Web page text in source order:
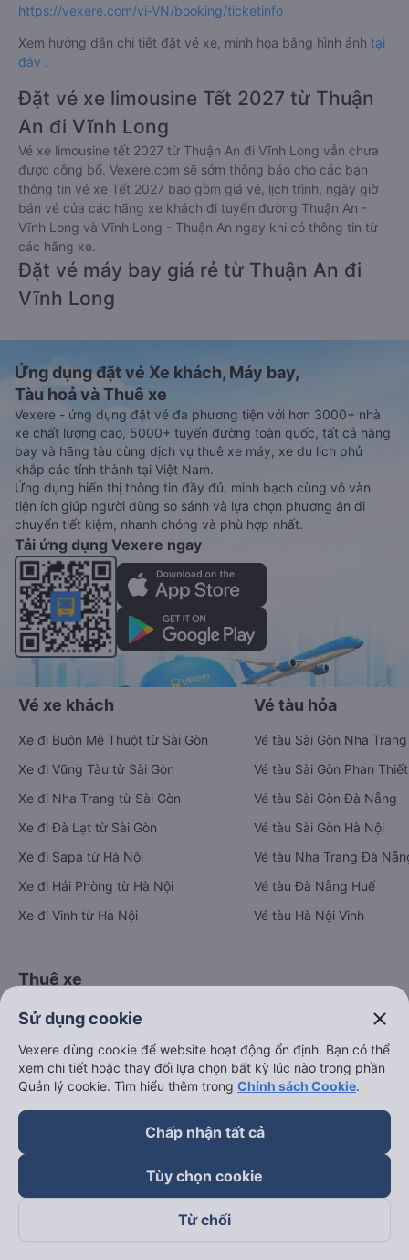
https://vexere.com/vi-VN/booking/ticketinfo
Xem hướng dẫn chi tiết đặt vé xe, minh họa bằng hình ảnh tại
đây .
Đặt vé xe limousine Tết 2027 từ Thuận
An đi Vĩnh Long
Vé xe limousine tết 2027 từ Thuận An đi Vĩnh Long vẫn chưa
được công bố. Vexere.com sẽ sớm thông báo cho các bạn
thông tin vé xe Tết 2027 bao gồm giá vé, lịch trình, ngày giờ
bán vé của các hãng xe khách đi tuyến đường Thuận An -
Vĩnh Long và Vĩnh Long - Thuận An ngay khi có thông tin từ
các hãng xe.
Đặt vé máy bay giá rẻ từ Thuận An đi
Vĩnh Long
Ứng dụng đặt vé Xe khách, Máy bay,
Tàu hoả và Thuê xe
Vexere - ứng dụng đặt vé đa phương tiện với hơn 3000+ nhà
xe chất lượng cao, 5000+ tuyến đường toàn quốc, tất cả hãng
bay và hãng tàu cùng dịch vụ thuê xe máy, xe du lịch phủ
khắp các tỉnh thành tại Việt Nam.
Ứng dụng hiển thị thông tin đầy đủ, minh bạch cùng vô vàn
tiện ích giúp người dùng so sánh và lựa chọn phương án di
chuyển tiết kiệm, nhanh chóng và phù hợp nhất.
Tải ứng dụng Vexere ngay
Vé xe khách
Xe đi Buôn Mê Thuột từ Sài Gòn
Xe đi Vũng Tàu từ Sài Gòn
Xe đi Nha Trang từ Sài Gòn
Xe đi Đà Lạt từ Sài Gòn
Xe đi Sapa từ Hà Nội
Xe đi Hải Phòng từ Hà Nội
Xe đi Vinh từ Hà Nội
Vé tàu hỏa
Vé tàu Sài Gòn Nha Trang
Vé tàu Sài Gòn Phan Thiết
Vé tàu Sài Gòn Đà Nẵng
Vé tàu Sài Gòn Hà Nội
Vé tàu Nha Trang Đà
Vé tàu Đà Nẵng Huế
Vé tàu Hà Nội Vinh
Thuê xe
Hà Nội đi Ninh Bình
Hà Nội đi Hạ Long
Hà Nội đi Sa Pa
Đà Nẵng đi Huế
Hải Phòng đi Hà Nội
Xem tất cả tuyến đường
Sử dụng cookie close
Vexere dùng cookie để website hoạt động ổn định. Bạn có thể
xem chi tiết hoặc thay đổi lựa chọn bất kỳ lúc nào trong phần
Quản lý cookie. Tìm hiểu thêm trong Chính sách Cookie.
Chấp nhận tất cả
Tùy chọn cookie
Từ chối